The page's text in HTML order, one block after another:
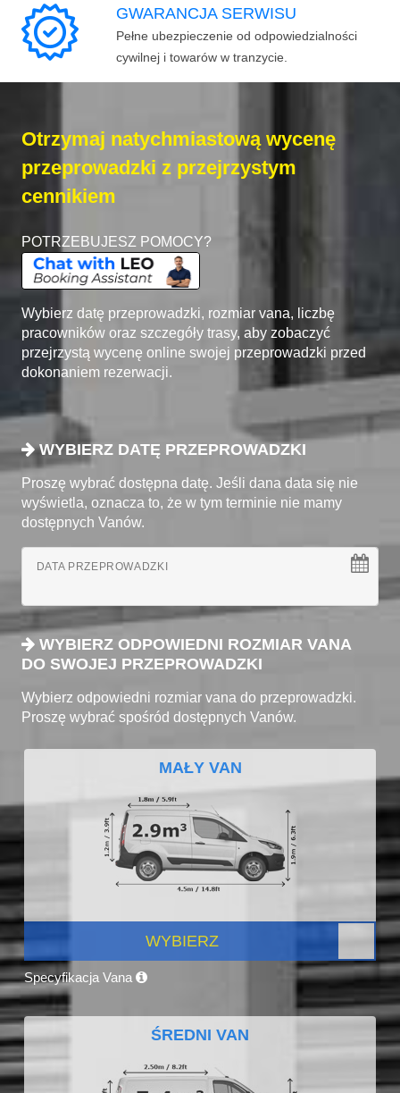
GWARANCJA SERWISU
Pełne ubezpieczenie od odpowiedzialności
cywilnej i towarów w tranzycie.
Otrzymaj natychmiastową wycenę
przeprowadzki z przejrzystym
cennikiem
POTRZEBUJESZ POMOCY?
Wybierz datę przeprowadzki, rozmiar vana, liczbę
pracowników oraz szczegóły trasy, aby zobaczyć
przejrzystą wycenę online swojej przeprowadzki przed
dokonaniem rezerwacji.
WYBIERZ DATĘ PRZEPROWADZKI
Proszę wybrać dostępna datę. Jeśli dana data się nie
wyświetla, oznacza to, że w tym terminie nie mamy
dostępnych Vanów.
DATA PRZEPROWADZKI
WYBIERZ ODPOWIEDNI ROZMIAR VANA
DO SWOJEJ PRZEPROWADZKI
Wybierz odpowiedni rozmiar vana do przeprowadzki.
Proszę wybrać spośród dostępnych Vanów.
MAŁY VAN
WYBIERZ
Specyfikacja Vana
ŚREDNI VAN